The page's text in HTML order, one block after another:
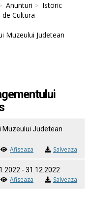
Anunturi
Istoric
Cultura
Muzeului Judetean
Muzeului Judetean
Afiseaza Salveaza
- 31.12.2022
Afiseaza Salveaza